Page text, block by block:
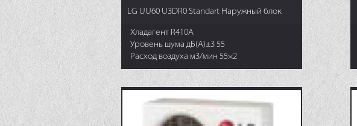
LG UU60 U3DR0 Standart Наружный блок
Хладагент R410A
Уровень шума дБ(А)±3 55
Расход воздуха м3/мин 55×2